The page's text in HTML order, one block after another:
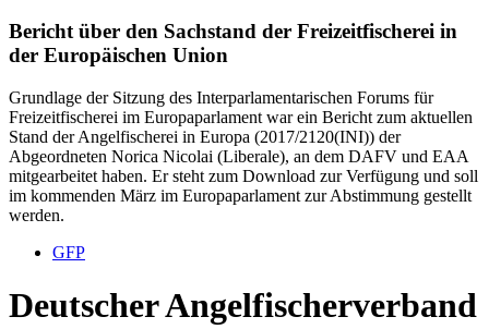
Bericht über den Sachstand der Freizeitfischerei in
der Europäischen Union
Grundlage der Sitzung des Interparlamentarischen Forums für
Freizeitfischerei im Europaparlament war ein Bericht zum aktuellen
Stand der Angelfischerei in Europa (2017/2120(INI)) der
Abgeordneten Norica Nicolai (Liberale), an dem DAFV und EAA
mitgearbeitet haben. Er steht zum Download zur Verfügung und soll
im kommenden März im Europaparlament zur Abstimmung gestellt
werden.
GFP
Deutscher Angelfischerverband